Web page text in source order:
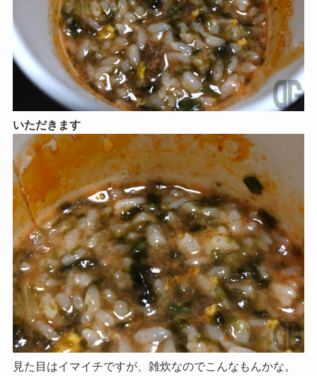
いただきます
見た目はイマイチですが、雑炊なのでこんなもんかな。